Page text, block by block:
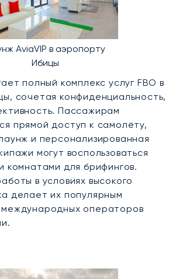
AviaVIP в аэропорту
Ибицы
полный комплекс услуг FBO в
сочетая конфиденциальность,
Пассажирам
прямой доступ к самолёту,
и персонализированная
могут воспользоваться
комнатами для брифингов.
в условиях высокого
делает их популярным
операторов